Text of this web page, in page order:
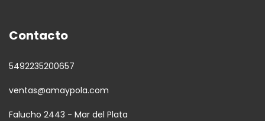
Contacto
5492235200657
ventas@amaypola.com
Falucho 2443 - Mar del Plata